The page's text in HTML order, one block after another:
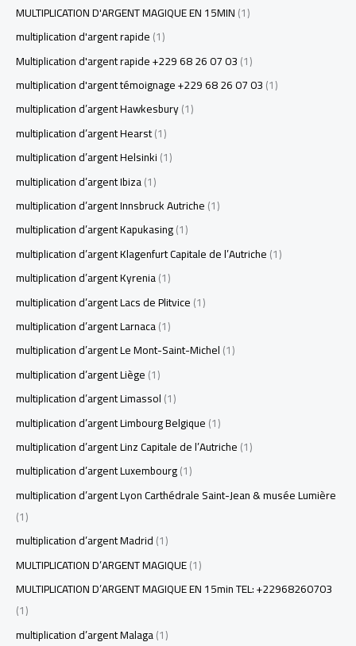
MULTIPLICATION D'ARGENT MAGIQUE EN 15MIN(1)
multiplication d'argent rapide(1)
Multiplication d'argent rapide +229 68 26 07 03(1)
multiplication d'argent témoignage +229 68 26 07 03(1)
multiplication d’argent Hawkesbury(1)
multiplication d’argent Hearst(1)
multiplication d’argent Helsinki(1)
multiplication d’argent Ibiza(1)
multiplication d’argent Innsbruck Autriche(1)
multiplication d’argent Kapukasing(1)
multiplication d’argent Klagenfurt Capitale de l’Autriche(1)
multiplication d’argent Kyrenia(1)
multiplication d’argent Lacs de Plitvice(1)
multiplication d’argent Larnaca(1)
multiplication d’argent Le Mont-Saint-Michel(1)
multiplication d’argent Liège(1)
multiplication d’argent Limassol(1)
multiplication d’argent Limbourg Belgique(1)
multiplication d’argent Linz Capitale de l’Autriche(1)
multiplication d’argent Luxembourg(1)
multiplication d’argent Lyon Carthédrale Saint-Jean & musée Lumière
(1)
multiplication d’argent Madrid(1)
MULTIPLICATION D’ARGENT MAGIQUE(1)
MULTIPLICATION D’ARGENT MAGIQUE EN 15min TEL: +22968260703
(1)
multiplication d’argent Malaga(1)